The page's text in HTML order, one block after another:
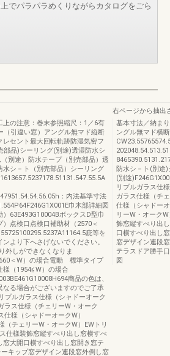
でパラパラめくりながらカタログをごら
の注意：巻末参照縮尺：1／6有
（引違い窓）アングル無マド縦断
セント最大回転軌跡防湿気密フ
部品)シーリング(別途)透湿防水シ
別途）防水テープ（別売部品）透
シ－ト（別売部品）シーリング
：内法基準寸法
巾木部詳細図
）63E493G10004BボックスD型巾
点検口点検口補助材（2570＜
庇等を
より下へさげないでください。
外しができなくなりま
＜W）の場合電動 標準タイプ
様（1954≦W）の場合
商品の色は、
る場合がございますのでご了承
プルガラス仕様（シャドーオーク
ス仕様（チェリーW・オーク
様（シャドーオークW）
チェリーW・オークW）EWトリ
仕様装飾窓縦すべり出し窓横すべ
窓大開口横すべり出し窓開き窓テ
キップ窓デザイン連段窓外倒し窓
右ページから抽出
基本寸法／納ま
ングル無マド横
防水シ－ト(別途
(別途
リプルガラス仕
ガラス仕様（チ
仕様（シャドー
リーW・オーク
飾窓縦すべり出
口横すべり出し
窓デザイン連段
テラスドア勝手
図